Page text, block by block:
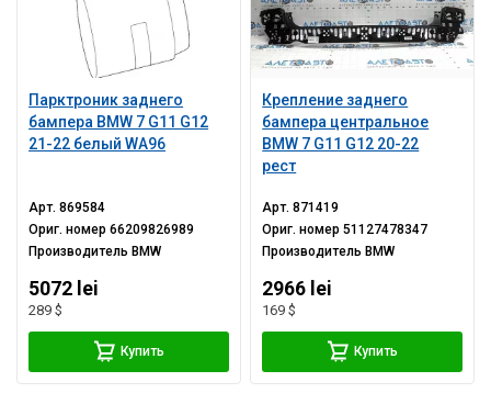
Парктроник заднего
бампера BMW 7 G11 G12
21-22 белый WA96
Арт.869584
Ориг. номер66209826989
Производитель BMW
5072 lei
289 $
Купить
Крепление заднего
бампера центральное
BMW 7 G11 G12 20-22
рест
Арт.871419
Ориг. номер51127478347
Производитель BMW
2966 lei
169 $
Купить